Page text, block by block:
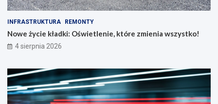
INFRASTRUKTURA REMONTY
Nowe życie kładki: Oświetlenie, które zmienia wszystko!
4 sierpnia 2026